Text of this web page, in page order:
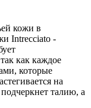
кожи в
Intrecciato -
как каждое
которые
на
талию, а